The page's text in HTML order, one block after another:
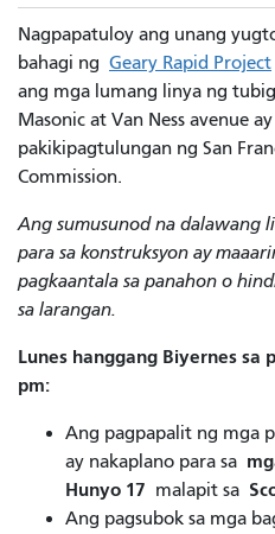
Nagpapatuloy ang unang
bahagi ng Geary Rapid Project
ang mga lumang linya ng
Masonic at Van Ness avenue
pakikipagtulungan ng San
Commission.
Ang sumusunod na dalawang
para sa konstruksyon ay
pagkaantala sa panahon o
sa larangan.
Lunes hanggang Biyernes sa
pm:
Ang pagpapalit ng mga
ay nakaplano para sa
Hunyo 17 malapit sa
Ang pagsubok sa mga